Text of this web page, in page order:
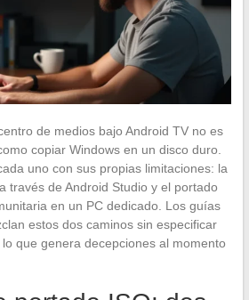
de medios bajo Android TV no es
copiar Windows en un disco duro.
uno con sus propias limitaciones: la
través de Android Studio y el portado
en un PC dedicado. Los guías
estos dos caminos sin especificar
que genera decepciones al momento